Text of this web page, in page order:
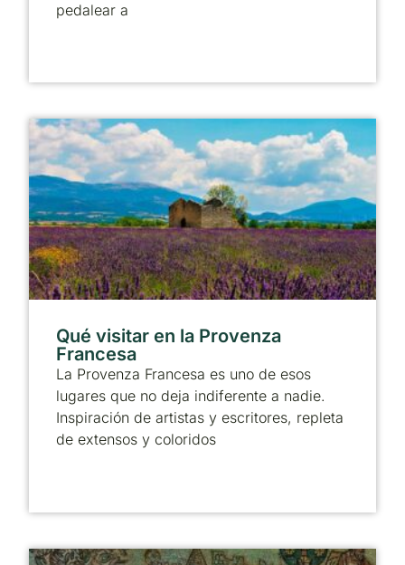
pedalear a
Qué visitar en la Provenza
Francesa
La Provenza Francesa es uno de esos
lugares que no deja indiferente a nadie.
Inspiración de artistas y escritores, repleta
de extensos y coloridos